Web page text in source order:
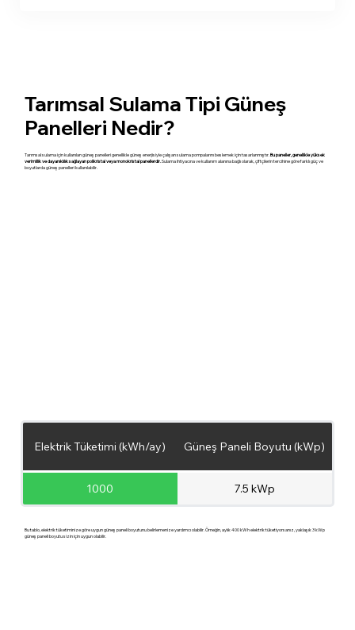
Tarımsal Sulama Tipi Güneş
Panelleri Nedir?
Tarımsal sulama için kullanılan güneş panelleri genellikle güneş enerjisiyle çalışan sulama pompalarını beslemek için tasarlanmıştır.Bu paneller, genellikle yüksek
verimlilik ve dayanıklılık sağlayan polikristal veya monokristal panellerdir. Sulama ihtiyacına ve kullanım alanına bağlı olarak, çiftçilerin tercihine göre farklı güç ve
boyutlarda güneş panelleri kullanılabilir.
Elektrik Tüketimi (kWh/ay) Güneş Paneli Boyutu (kWp)
1000 7.5 kWp
Bu tablo, elektrik tüketiminize göre uygun güneş paneli boyutunu belirlemenize yardımcı olabilir. Örneğin, aylık 400 kWh elektrik tüketiyorsanız, yaklaşık 3 kWp
güneş paneli boyutu sizin için uygun olabilir.